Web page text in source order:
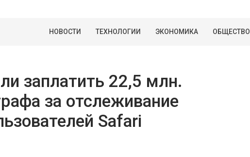
НОВОСТИ ТЕХНОЛОГИИ ЭКОНОМИКА ОБЩЕСТВО
заплатить 22,5 млн.
за отслеживание
Safari